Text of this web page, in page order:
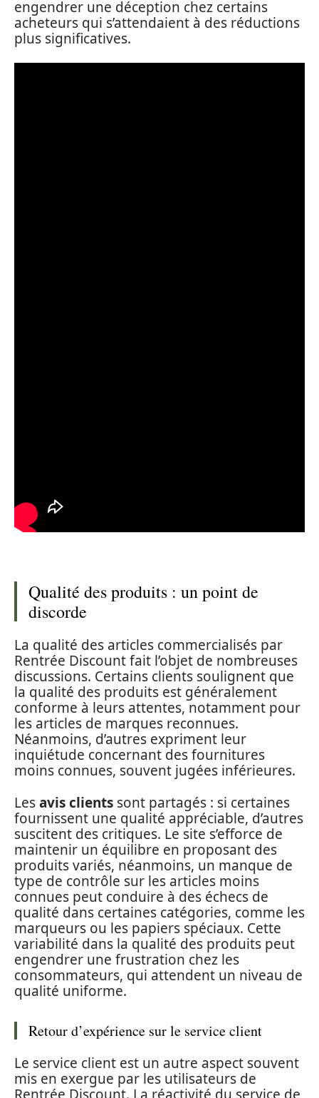
engendrer une déception chez certains
acheteurs qui s’attendaient à des réductions
plus significatives.
Qualité des produits : un point de
discorde
La qualité des articles commercialisés par
Rentrée Discount fait l’objet de nombreuses
discussions. Certains clients soulignent que
la qualité des produits est généralement
conforme à leurs attentes, notamment pour
les articles de marques reconnues.
Néanmoins, d’autres expriment leur
inquiétude concernant des fournitures
moins connues, souvent jugées inférieures.
Lesavis clients sont partagés : si certaines
fournissent une qualité appréciable, d’autres
suscitent des critiques. Le site s’efforce de
maintenir un équilibre en proposant des
produits variés, néanmoins, un manque de
type de contrôle sur les articles moins
connues peut conduire à des échecs de
qualité dans certaines catégories, comme les
marqueurs ou les papiers spéciaux. Cette
variabilité dans la qualité des produits peut
engendrer une frustration chez les
consommateurs, qui attendent un niveau de
qualité uniforme.
Retour d’expérience sur le service client
Le service client est un autre aspect souvent
mis en exergue par les utilisateurs de